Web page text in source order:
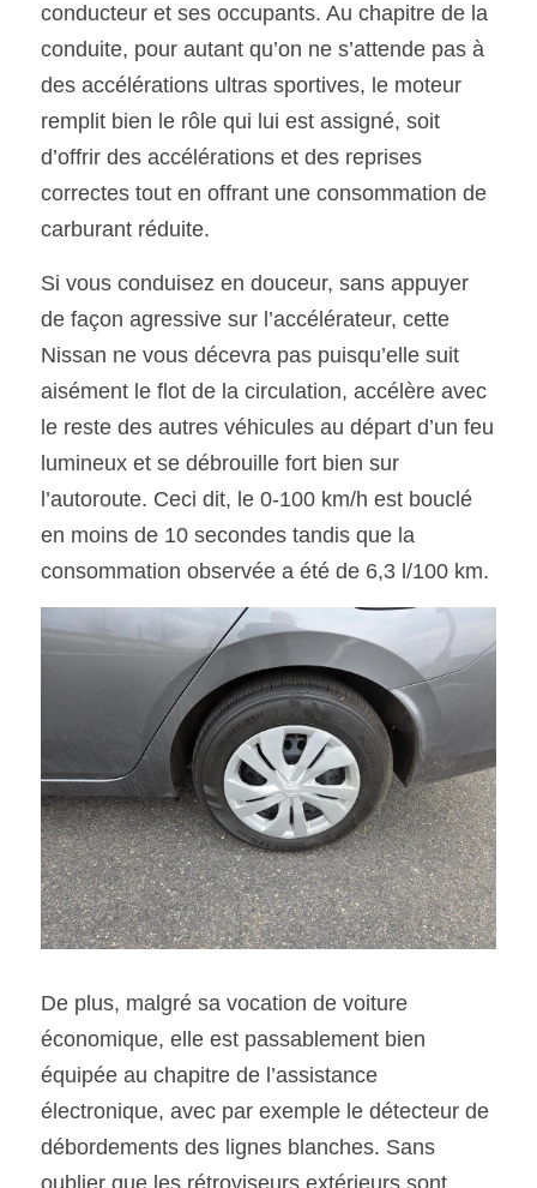
conducteur et ses occupants. Au chapitre de la
conduite, pour autant qu’on ne s’attende pas à
des accélérations ultras sportives, le moteur
remplit bien le rôle qui lui est assigné, soit
d’offrir des accélérations et des reprises
correctes tout en offrant une consommation de
carburant réduite.
Si vous conduisez en douceur, sans appuyer
de façon agressive sur l’accélérateur, cette
Nissan ne vous décevra pas puisqu’elle suit
aisément le flot de la circulation, accélère avec
le reste des autres véhicules au départ d’un feu
lumineux et se débrouille fort bien sur
l’autoroute. Ceci dit, le 0-100 km/h est bouclé
en moins de 10 secondes tandis que la
consommation observée a été de 6,3 l/100 km.
De plus, malgré sa vocation de voiture
économique, elle est passablement bien
équipée au chapitre de l’assistance
électronique, avec par exemple le détecteur de
débordements des lignes blanches. Sans
oublier que les rétroviseurs extérieurs sont